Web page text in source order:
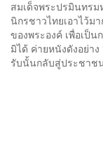
สมเด็จพระปรมินทร
นิกรชาวไทยเอาไว้ม
ของพระองค์ เพื่อเป็
มิได้ ค่ายหนังดังอย่า
รับนั้นกลับสู่ประชาช